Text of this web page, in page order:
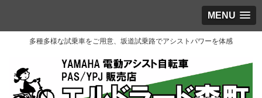
MENU
多種多様な試乗車をご用意、坂道試乗路でアシストパワーを体感